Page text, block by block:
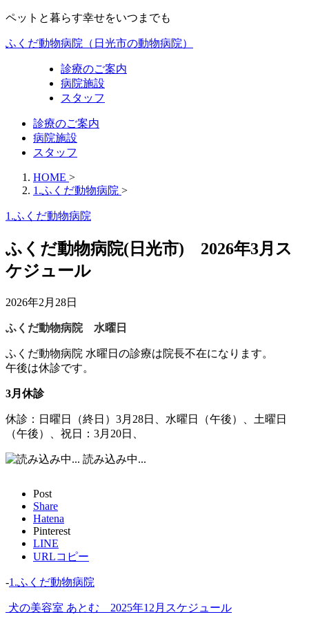
ペットと暮らす幸せをいつまでも
ふくだ動物病院（日光市の動物病院）
診療のご案内
病院施設
スタッフ
診療のご案内
病院施設
スタッフ
HOME >
1.ふくだ動物病院 >
1.ふくだ動物病院
ふくだ動物病院(日光市) 2026年3月ス
ケジュール
2026年2月28日
ふくだ動物病院 水曜日
ふくだ動物病院 水曜日の診療は院長不在になります。
午後は休診です。
3月休診
休診：日曜日（終日）3月28日、水曜日（午後）、土曜日
（午後）、祝日：3月20日、
読み込み中...
Post
Share
Hatena
Pinterest
LINE
URLコピー
-1.ふくだ動物病院
犬の美容室 あとむ 2025年12月スケジュール